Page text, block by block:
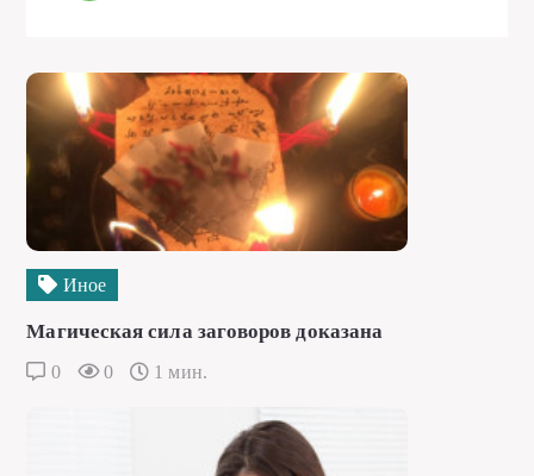
Иное
Магическая сила заговоров доказана
0 0 1 мин.